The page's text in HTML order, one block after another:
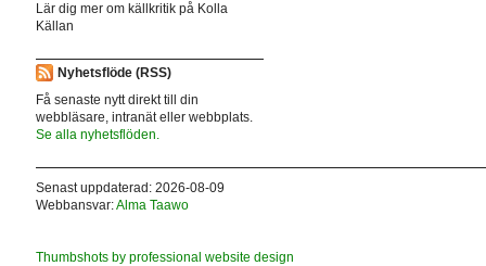
Lär dig mer om källkritik på Kolla
Källan
Nyhetsflöde (RSS)
Få senaste nytt direkt till din
webbläsare, intranät eller webbplats.
Se alla nyhetsflöden.
Senast uppdaterad: 2026-08-09
Webbansvar:Alma Taawo
Thumbshots by professional website design